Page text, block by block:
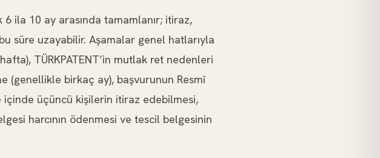
ila 10 ay arasında tamamlanır; itiraz,
süre uzayabilir. Aşamalar genel hatlarıyla
TÜRKPATENT’in mutlak ret nedenleri
(genellikle birkaç ay), başvurunun Resmî
içinde üçüncü kişilerin itiraz edebilmesi,
harcının ödenmesi ve tescil belgesinin